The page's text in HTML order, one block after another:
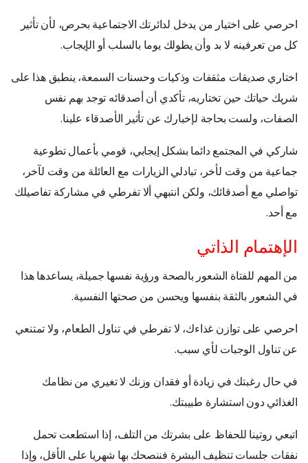
احرصي على اختيار من يدخل لدائرتك الاجتماعية بحرص، لأن تأثير
كل من تعرفينه لا بد وأن يطولك يوما بالسلب أو الإيجاب.
اختاري صديقات مثقفات وذكيات وحسنات السمعة، ينطبق هذا على
شريك حياتك حين تختاريه، تأكدي أن أصدقائه توجد بهم نفس
الصفات، ولست بحاجة لإخبارك عن تأثير الأصدقاء علينا.
شاركي في المجتمع دائما بشكل إيجابي، قومي بأعمال تطوعية
جماعية من وقت لأخر، تبادلي الزيارات مع العائلة من وقت لآخر،
تواصلي مع أصدقائك، ولكن انتبهي ألا تفرطي في مشاركة تفاصيلك
مع أحد.
الإهتمام الذاتي
من المهم للفتاة الشعور بالصحة ورؤية نفسها جميلة، يساعدها هذا
في الشعور بالثقة بنفسها ويحسن من صحتها النفسية.
احرصي على توازن غذاءك، لا تفرطي في تناول الطعام، ولا تمتنعي
عن تناول الوجبات لأي سبب.
في حال رغبتك في زيادة أو فقدان وزنك لا تغيري من نظامك
الغذائي دون استشارة طبيبتك.
اتبعي روتينا للحفاظ على بشرتك من التلف، إذا استطعت تحمل
نفقات جلسات تنظيف البشرة فننصحك بها شهريا على الأقل، وإذا